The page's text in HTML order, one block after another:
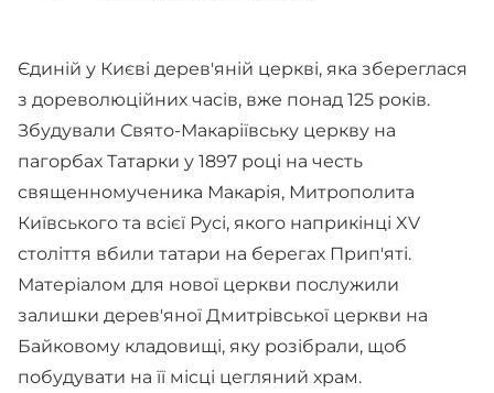
Єдиній у Києві дерев'яній церкві, яка збереглася
з дореволюційних часів, вже понад 125 років.
Збудували Свято-Макаріївську церкву на
пагорбах Татарки у 1897 році на честь
священномученика Макарія, Митрополита
Київського та всієї Русі, якого наприкінці XV
століття вбили татари на берегах Прип'яті.
Матеріалом для нової церкви послужили
залишки дерев'яної Дмитрівської церкви на
Байковому кладовищі, яку розібрали, щоб
побудувати на її місці цегляний храм.